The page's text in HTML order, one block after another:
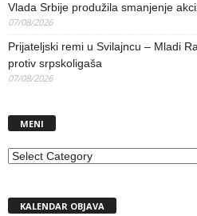
Vlada Srbije produžila smanjenje
07/08/2026
Prijateljski remi u Svilajncu – Mladi
protiv srpskoligaša
07/08/2026
MENI
MENI
KALENDAR OBJAVA